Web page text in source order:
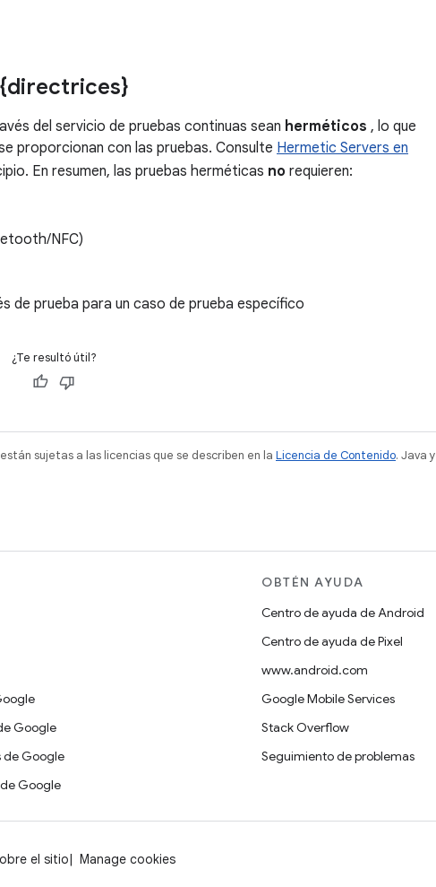
del servicio de pruebas continuas sean herméticos , lo que
proporcionan con las pruebas. Consulte Hermetic Servers en
En resumen, las pruebas herméticas no requieren:
NFC)
de prueba para un caso de prueba específico
¿Te resultó útil?
sujetas a las licencias que se describen en la Licencia de Contenido. Java y
Google
de Google
Google
OBTÉN AYUDA
Centro de ayuda de Android
Centro de ayuda de Pixel
www.android.com
Google Mobile Services
Stack Overflow
Seguimiento de problemas
el sitio Manage cookies